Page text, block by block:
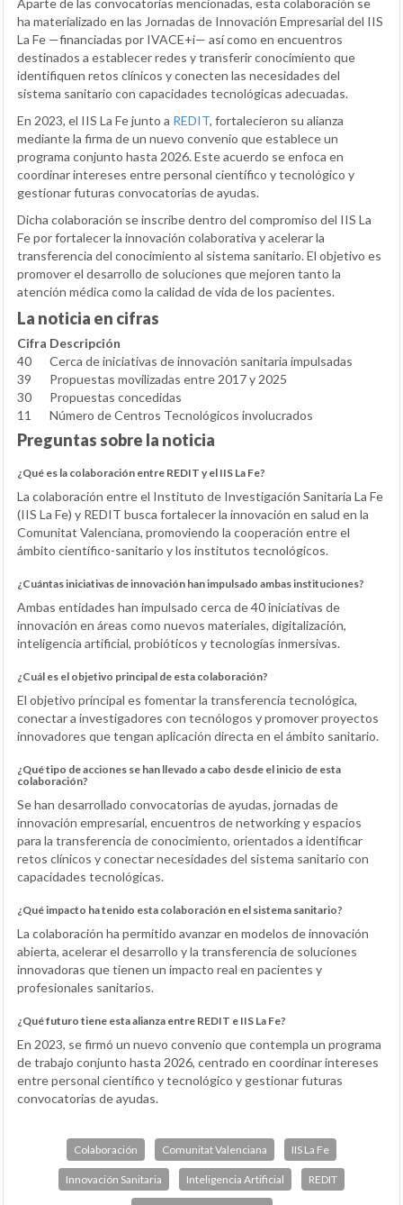
Aparte de las convocatorias mencionadas, esta colaboración se
ha materializado en las Jornadas de Innovación Empresarial del IIS
La Fe —financiadas por IVACE+i— así como en encuentros
destinados a establecer redes y transferir conocimiento que
identifiquen retos clínicos y conecten las necesidades del
sistema sanitario con capacidades tecnológicas adecuadas.
En 2023, el IIS La Fe junto a REDIT, fortalecieron su alianza
mediante la firma de un nuevo convenio que establece un
programa conjunto hasta 2026. Este acuerdo se enfoca en
coordinar intereses entre personal científico y tecnológico y
gestionar futuras convocatorias de ayudas.
Dicha colaboración se inscribe dentro del compromiso del IIS La
Fe por fortalecer la innovación colaborativa y acelerar la
transferencia del conocimiento al sistema sanitario. El objetivo es
promover el desarrollo de soluciones que mejoren tanto la
atención médica como la calidad de vida de los pacientes.
La noticia en cifras
Cifra Descripción
40
Cerca de iniciativas de innovación sanitaria impulsadas
39
Propuestas movilizadas entre 2017 y 2025
30
Propuestas concedidas
11
Número de Centros Tecnológicos involucrados
Preguntas sobre la noticia
¿Qué es la colaboración entre REDIT y el IIS La Fe?
La colaboración entre el Instituto de Investigación Sanitaria La Fe
(IIS La Fe) y REDIT busca fortalecer la innovación en salud en la
Comunitat Valenciana, promoviendo la cooperación entre el
ámbito científico-sanitario y los institutos tecnológicos.
¿Cuántas iniciativas de innovación han impulsado ambas instituciones?
Ambas entidades han impulsado cerca de 40 iniciativas de
innovación en áreas como nuevos materiales, digitalización,
inteligencia artificial, probióticos y tecnologías inmersivas.
¿Cuál es el objetivo principal de esta colaboración?
El objetivo principal es fomentar la transferencia tecnológica,
conectar a investigadores con tecnólogos y promover proyectos
innovadores que tengan aplicación directa en el ámbito sanitario.
¿Qué tipo de acciones se han llevado a cabo desde el inicio de esta
colaboración?
Se han desarrollado convocatorias de ayudas, jornadas de
innovación empresarial, encuentros de networking y espacios
para la transferencia de conocimiento, orientados a identificar
retos clínicos y conectar necesidades del sistema sanitario con
capacidades tecnológicas.
¿Qué impacto ha tenido esta colaboración en el sistema sanitario?
La colaboración ha permitido avanzar en modelos de innovación
abierta, acelerar el desarrollo y la transferencia de soluciones
innovadoras que tienen un impacto real en pacientes y
profesionales sanitarios.
¿Qué futuro tiene esta alianza entre REDIT e IIS La Fe?
En 2023, se firmó un nuevo convenio que contempla un programa
de trabajo conjunto hasta 2026, centrado en coordinar intereses
entre personal científico y tecnológico y gestionar futuras
convocatorias de ayudas.
Colaboración Comunitat Valenciana IIS La Fe
Innovación Sanitaria Inteligencia Artificial REDIT